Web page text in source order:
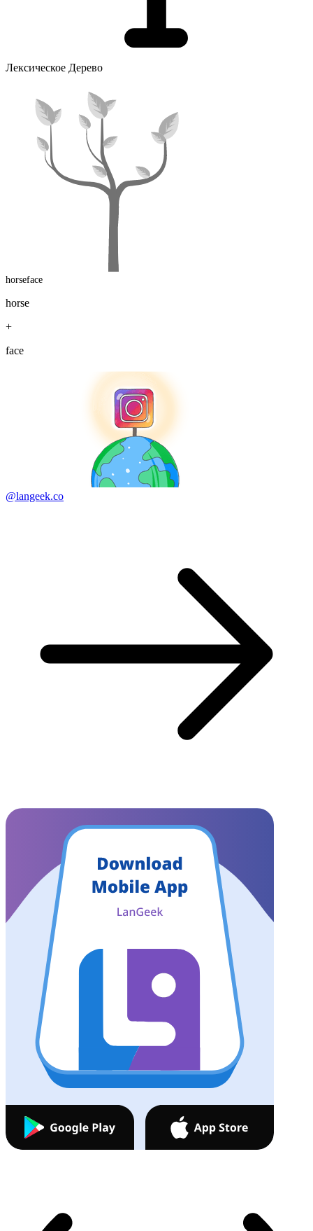
Лексическое Дерево
horseface
horse
+
face
@langeek.co